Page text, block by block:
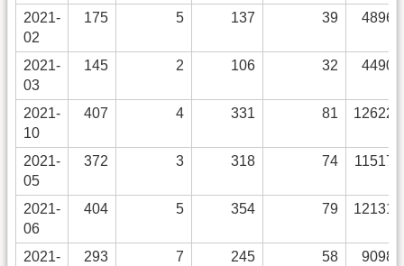
2021-
02
175 5 137 39 4896
2021-
03
145 2 106 32 4490
2021-
10
407 4 331 81 12622
2021-
05
372 3 318 74 11517
2021-
06
404 5 354 79 12131
2021-
293 7 245 58 9098